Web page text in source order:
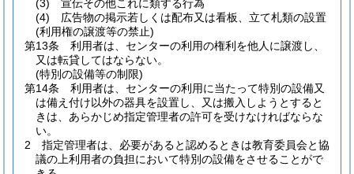
(3)
宣伝その他これに類する行為
(4)
広告物の掲示若しくは配布又は看板、立て札類の設置
(利用権の譲渡等の禁止)
第13条
利用者は、センターの利用の権利を他人に譲渡し、
又は転貸してはならない。
(特別の設備等の制限)
第14条
利用者は、センターの利用に当たって特別の設備又
は備え付け以外の器具を設置し、又は搬入しようとすると
きは、あらかじめ指定管理者の許可を受けなければならな
い。
2
指定管理者は、必要があると認めるときは教育委員会と協
議の上利用者の負担において特別の設備をさせることがで